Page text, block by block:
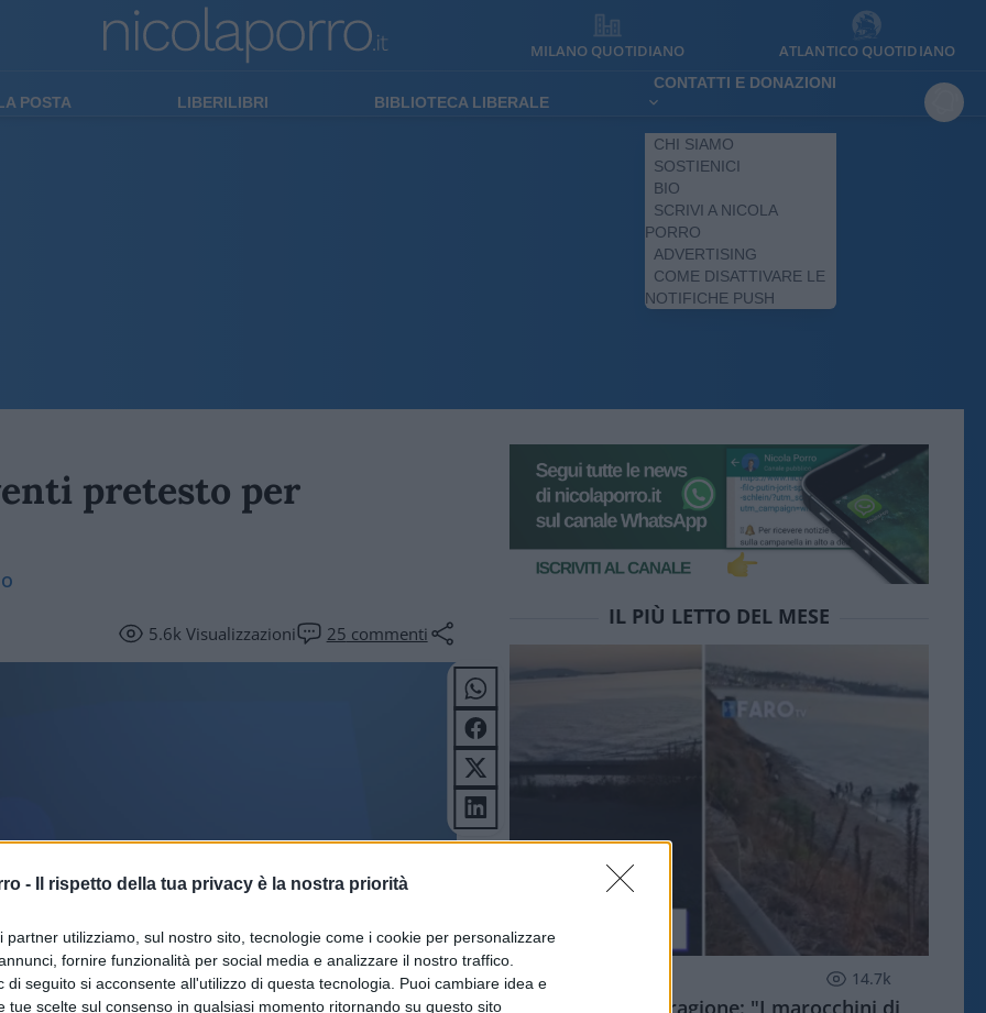
- Il rispetto della tua privacy è la nostra priorità
partner utilizziamo, sul nostro sito, tecnologie come i cookie per personalizzare
fornire funzionalità per social media e analizzare il nostro traffico.
di seguito si acconsente all'utilizzo di questa tecnologia. Puoi cambiare idea e
tue scelte sul consenso in qualsiasi momento ritornando su questo sito
MILANO QUOTIDIANO ATLANTICO QUOTIDIANO
POSTA LIBERILIBRI BIBLIOTECA LIBERALE
CONTATTI E DONAZIONI
CHI SIAMO
SOSTIENICI
BIO
SCRIVI A NICOLA
PORRO
ADVERTISING
COME DISATTIVARE LE
NOTIFICHE PUSH
pretesto per
5.6kVisualizzazioni 25 commenti
IL PIÙ LETTO DEL MESE
ESTERI 14.7k